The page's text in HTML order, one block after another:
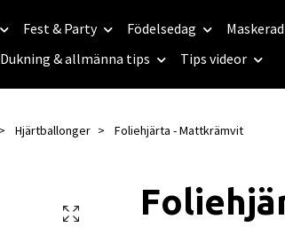
Fest & Party Födelsedag
Dukning & allmänna tips Tips videor
Hjärtballonger Foliehjärta - Mattkrämvit